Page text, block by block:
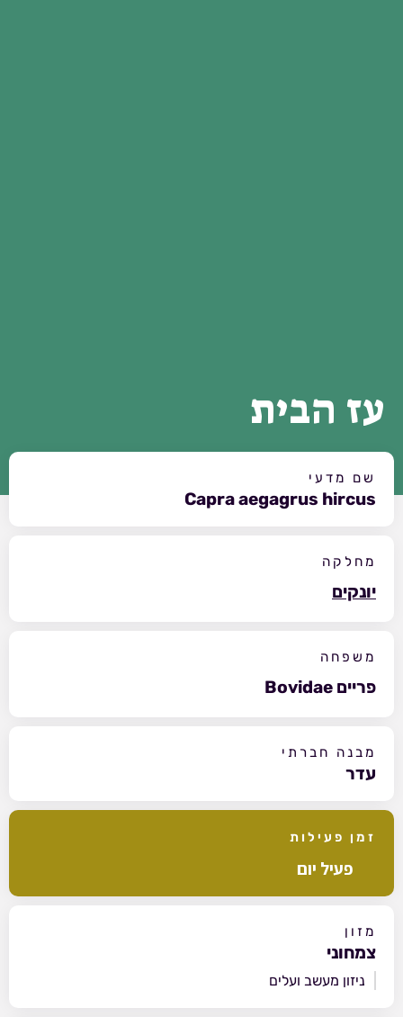
עז הבית
שם מדעי
Capra aegagrus hircus
מחלקה
יונקים
משפחה
פריים Bovidae
מבנה חברתי
עדר
זמן פעילות
פעיל יום
מזון
צמחוני
ניזון מעשב ועלים